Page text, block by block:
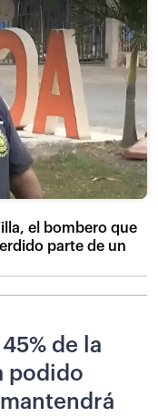
el bombero que
parte de un
de la
podido